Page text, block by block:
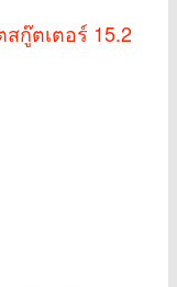
สกู๊ตเตอร์ 15.2